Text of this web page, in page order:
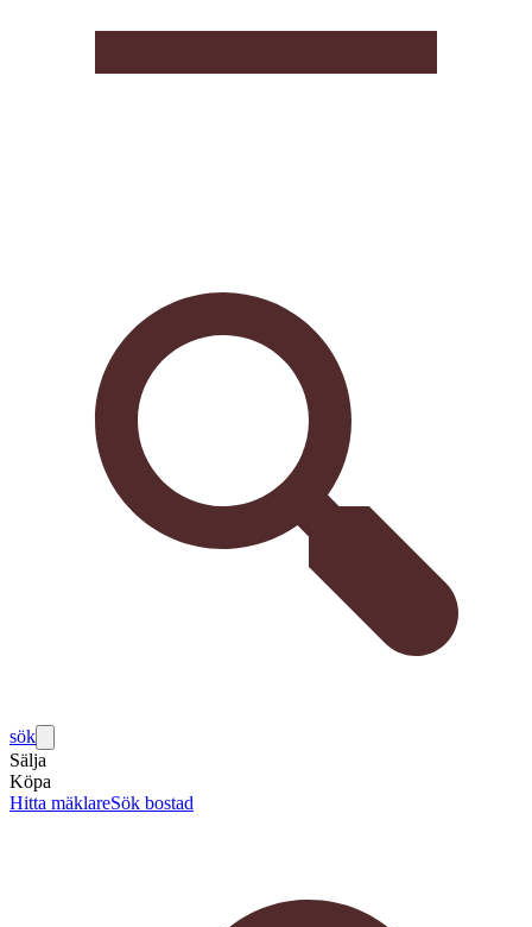
sök
Sälja
Köpa
Hitta mäklareSök bostad